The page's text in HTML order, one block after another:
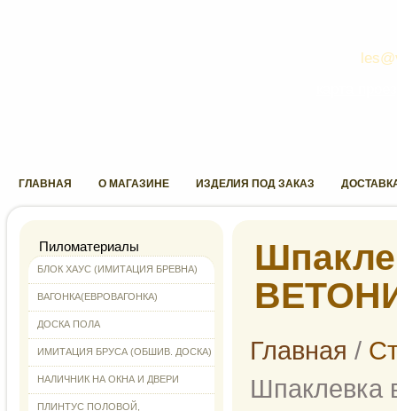
ГЛАВНАЯ О МАГАЗИНЕ ИЗДЕЛИЯ ПОД ЗАКАЗ
Пиломатериалы
БЛОК ХАУС (ИМИТАЦИЯ БРЕВНА)
ВАГОНКА(ЕВРОВАГОНКА)
ДОСКА ПОЛА
ИМИТАЦИЯ БРУСА (ОБШИВ. ДОСКА)
НАЛИЧНИК НА ОКНА И ДВЕРИ
ПЛИНТУС ПОЛОВОЙ,
Главная /
Шпаклевка